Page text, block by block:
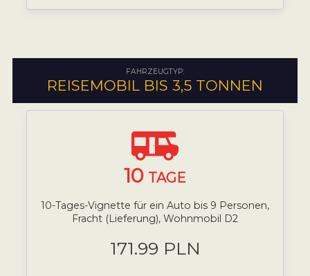
FAHRZEUGTYP:
REISEMOBIL BIS 3,5 TONNEN
10 TAGE
10-Tages-Vignette für ein Auto bis 9 Personen,
Fracht (Lieferung), Wohnmobil D2
171.99 PLN